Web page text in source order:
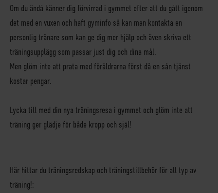
Om du ändå känner dig förvirrad i gymmet efter att du gått igenom
det med en vuxen och haft gyminfo så kan man kontakta en
personlig tränare som kan ge dig mer hjälp och även skriva ett
träningsupplägg som passar just dig och dina mål.
Men glöm inte att prata med föräldrarna först då en sån tjänst
kostar pengar.
Lycka till med din nya träningsresa i gymmet och glöm inte att
träning ger glädje för både kropp och själ!
Här hittar du träningsredskap och träningstillbehör för all typ av
träning!: